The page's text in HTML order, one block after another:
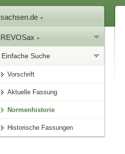
sachsen.de
REVOSax
Einfache Suche
Vorschrift
Aktuelle Fassung
Normenhistorie
Historische Fassungen